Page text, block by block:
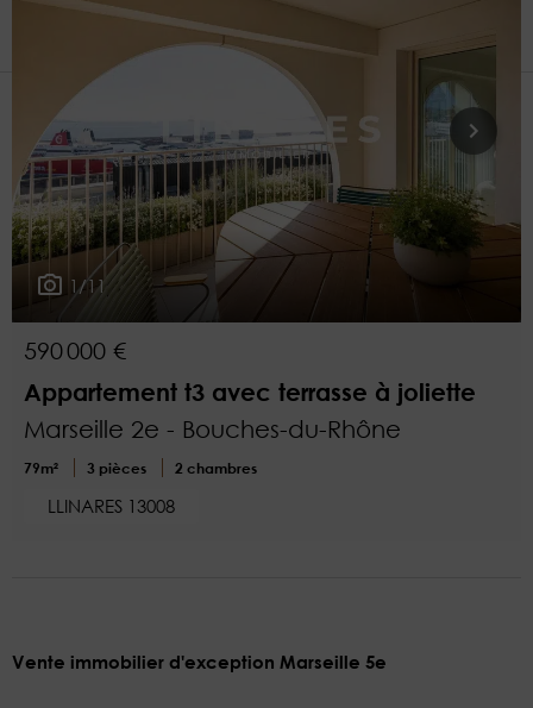
Plus de critères
1/11
590 000 €
Appartement t3 avec terrasse à joliette
Marseille 2e - Bouches-du-Rhône
79m² 3 pièces 2 chambres
LLINARES 13008
Vente immobilier d'exception Marseille 5e